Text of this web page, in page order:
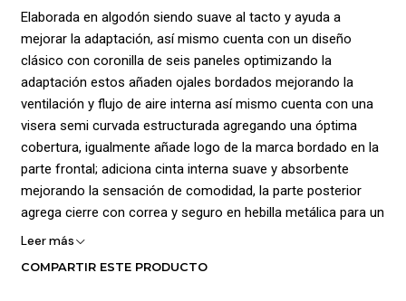
Elaborada en algodón siendo suave al tacto y ayuda a
mejorar la adaptación, así mismo cuenta con un diseño
clásico con coronilla de seis paneles optimizando la
adaptación estos añaden ojales bordados mejorando la
ventilación y flujo de aire interna así mismo cuenta con una
visera semi curvada estructurada agregando una óptima
cobertura, igualmente añade logo de la marca bordado en la
parte frontal; adiciona cinta interna suave y absorbente
mejorando la sensación de comodidad, la parte posterior
agrega cierre con correa y seguro en hebilla metálica para un
ajuste personalizado; Añade un estilo deportivo que
Leer más
COMPARTIR ESTE PRODUCTO